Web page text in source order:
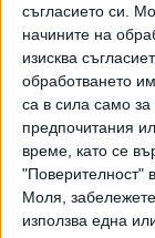
съгласието си.
начините на
изисква
обработването
са в сила само
предпочитания
време, като се
"Поверителност"
Моля,
използва една
стила на
съзнанието. Тя
звучат
първите
обой, кларинет,
тимпани“,
Чувствайки
да включи в